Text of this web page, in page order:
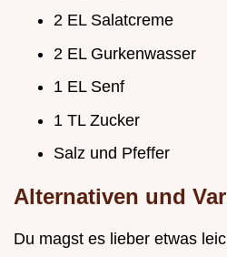
2 EL Salatcreme
2 EL Gurkenwasser
1 EL Senf
1 TL Zucker
Salz und Pfeffer
Alternativen und
Du magst es lieber etwas